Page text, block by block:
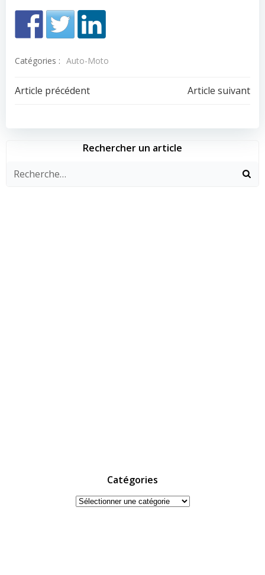
Catégories : Auto-Moto
Navigation
de
l’article
Article précédent
Navigation
de
l’article
Article suivant
Rechercher un article
Catégories
Catégories